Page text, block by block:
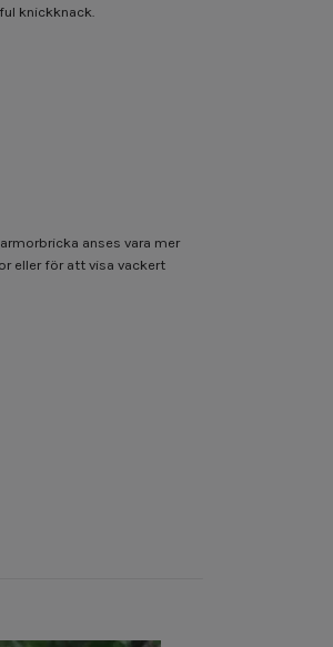
knickknack.
anses vara mer
eller för att visa vackert